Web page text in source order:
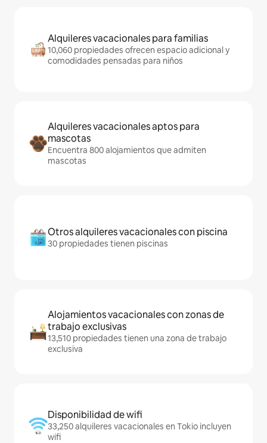
Alquileres vacacionales para familias
10,060 propiedades ofrecen espacio adicional y
comodidades pensadas para niños
Alquileres vacacionales aptos para
mascotas
Encuentra 800 alojamientos que admiten
mascotas
Otros alquileres vacacionales con piscina
30 propiedades tienen piscinas
Alojamientos vacacionales con zonas de
trabajo exclusivas
13,510 propiedades tienen una zona de trabajo
exclusiva
Disponibilidad de wifi
33,250 alquileres vacacionales en Tokio incluyen
wifi